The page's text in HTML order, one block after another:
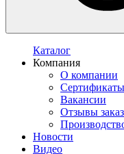
Каталог
Компания
О компании
Сертификаты
Вакансии
Отзывы
Новости
Видео